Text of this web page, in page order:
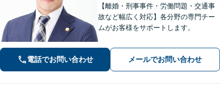
【離婚・刑事事件・労働問題・交通事
故など幅広く対応】各分野の専門チー
ムがお客様をサポートします。
電話でお問い合わせ メールでお問い合わせ